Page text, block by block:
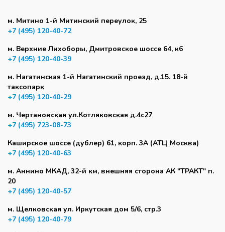
м. Митино 1-й Митинский переулок, 25
+7 (495) 120-40-72
м. Верхние Лихоборы, Дмитровское шоссе 64, к6
+7 (495) 120-40-39
м. Нагатинская 1-й Нагатинский проезд, д.15. 18-й
таксопарк
+7 (495) 120-40-29
м. Чертановская ул.Котляковская д.4с27
+7 (495) 723-08-73
Каширское шоссе (дублер) 61, корп. 3А (АТЦ Москва)
+7 (495) 120-40-63
м. Аннино МКАД, 32-й км, внешняя сторона АК "ТРАКТ" п.
20
+7 (495) 120-40-57
м. Щелковская ул. Иркутская дом 5/6, стр.3
+7 (495) 120-40-79